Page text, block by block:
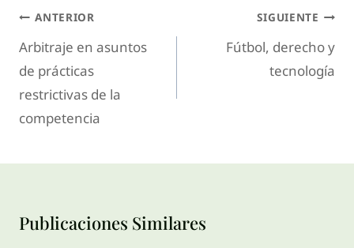
ANTERIOR
Arbitraje en asuntos
de prácticas
restrictivas de la
competencia
SIGUIENTE
Fútbol, derecho y
tecnología
Publicaciones Similares